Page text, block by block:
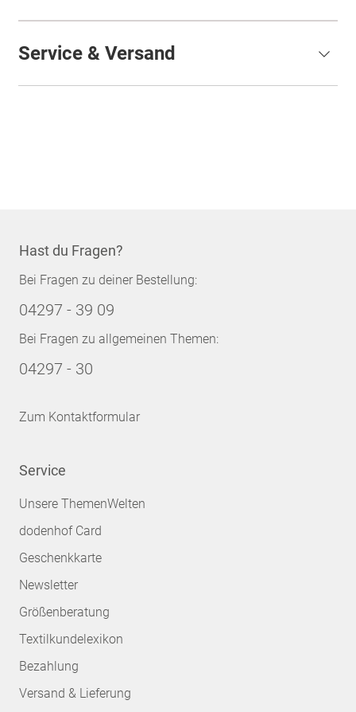
Service & Versand
Hast du Fragen?
Bei Fragen zu deiner Bestellung:
04297 - 39 09
Bei Fragen zu allgemeinen Themen:
04297 - 30
Zum Kontaktformular
Service
Unsere ThemenWelten
dodenhof Card
Geschenkkarte
Newsletter
Größenberatung
Textilkundelexikon
Bezahlung
Versand & Lieferung